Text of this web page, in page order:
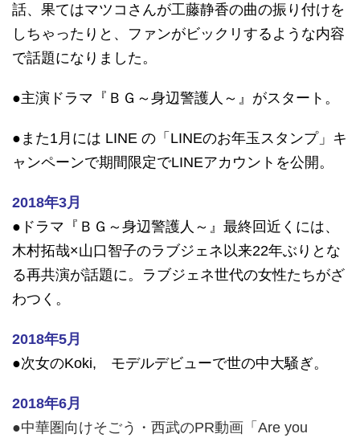
話、果てはマツコさんが工藤静香の曲の振り付けを
しちゃったりと、ファンがビックリするような内容
で話題になりました。
●主演ドラマ『ＢＧ～身辺警護人～』がスタート。
●また1月には LINE の「LINEのお年玉スタンプ」キ
ャンペーンで期間限定でLINEアカウントを公開。
2018年3月
●ドラマ『ＢＧ～身辺警護人～』最終回近くには、
木村拓哉×山口智子のラブジェネ以来22年ぶりとな
る再共演が話題に。ラブジェネ世代の女性たちがざ
わつく。
2018年5月
●次女のKoki, モデルデビューで世の中大騒ぎ。
2018年6月
●中華圏向けそごう・西武のPR動画「Are you